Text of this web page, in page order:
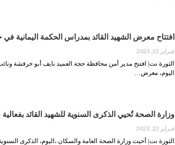
افتتاح معرض الشهيد القائد بمدراس الحكمة اليمانية
فبراير 22, 2023
الثورة نت| افتتح مدير أمن محافظة حجة العميد نايف أبو خرفشة
اليوم، معرض…
وزارة الصحة تُحيي الذكرى السنوية للشهيد القائد
فبراير 22, 2023
الثورة نت| أحيت وزارة الصحة العامة والسكان ،اليوم، الذكرى